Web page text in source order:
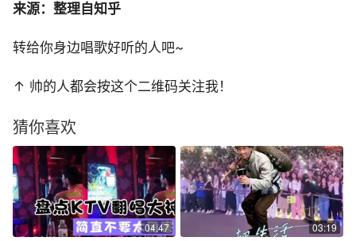
来源：整理自知乎
转给你身边唱歌好听的人吧~
↑ 帅的人都会按这个二维码关注我！
猜你喜欢
04:47 03:19